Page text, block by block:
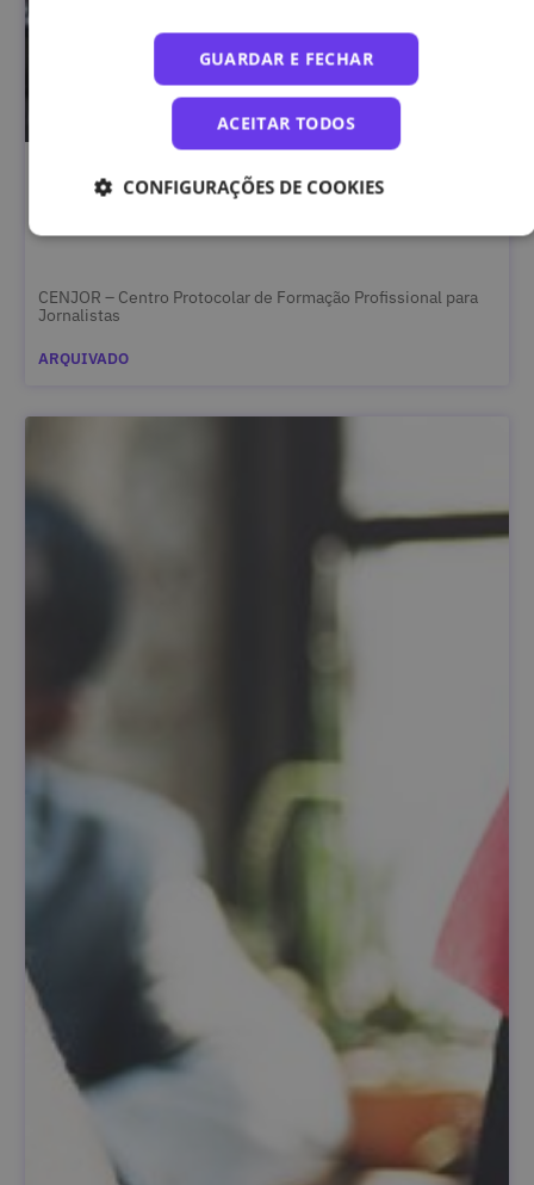
Introdução ao Fluxo Fotográfico Digital
CENJOR – Centro Protocolar de Formação Profissional para
Jornalistas
ARQUIVADO
GUARDAR E FECHAR
ACEITAR TODOS
CONFIGURAÇÕES DE COOKIES